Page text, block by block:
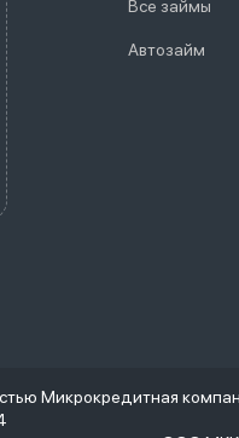
Все займы
Автозайм
Микрокредитная